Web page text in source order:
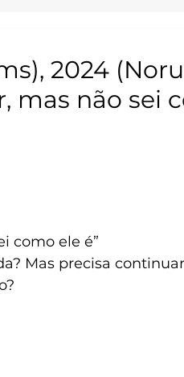
2024
mas não sei
como ele é”
Mas precisa